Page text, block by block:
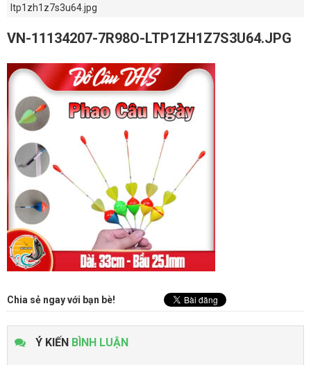
ltp1zh1z7s3u64.jpg
VN-11134207-7R98O-LTP1ZH1Z7S3U64.JPG
Chia sẻ ngay với bạn bè!
Ý KIẾN BÌNH LUẬN